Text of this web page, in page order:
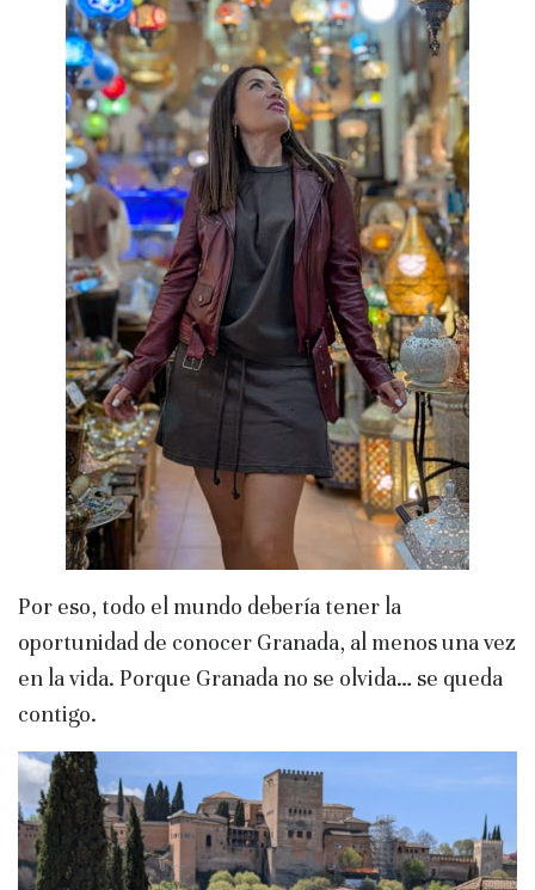
Por eso, todo el mundo debería tener la
oportunidad de conocer Granada, al menos una vez
en la vida. Porque Granada no se olvida… se queda
contigo.